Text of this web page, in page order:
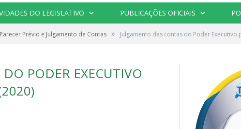
DO LEGISLATIVO PUBLICAÇÕES OFICIAIS
Parecer Prévio e Julgamento de Contas » Julgamento das contas do Poder Executivo
PODER EXECUTIVO